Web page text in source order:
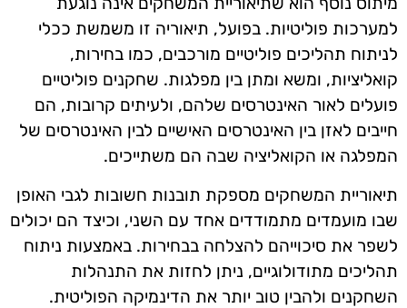
למערכות פוליטיות. בפועל, תיאוריה זו משמשת ככלי
לניתוח תהליכים פוליטיים מורכבים, כמו בחירות,
קואליציות, ומשא ומתן בין מפלגות. שחקנים פוליטיים
פועלים לאור האינטרסים שלהם, ולעיתים קרובות, הם
חייבים לאזן בין האינטרסים האישיים לבין האינטרסים של
המפלגה או הקואליציה שבה הם משתייכים.
תיאוריית המשחקים מספקת תובנות חשובות לגבי האופן
שבו מועמדים מתמודדים אחד עם השני, וכיצד הם יכולים
לשפר את סיכוייהם להצלחה בבחירות. באמצעות ניתוח
תהליכים מתודולוגיים, ניתן לחזות את התנהלות
השחקנים ולהבין טוב יותר את הדינמיקה הפוליטית.